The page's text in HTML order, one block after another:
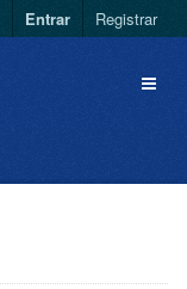
Entrar Registrar